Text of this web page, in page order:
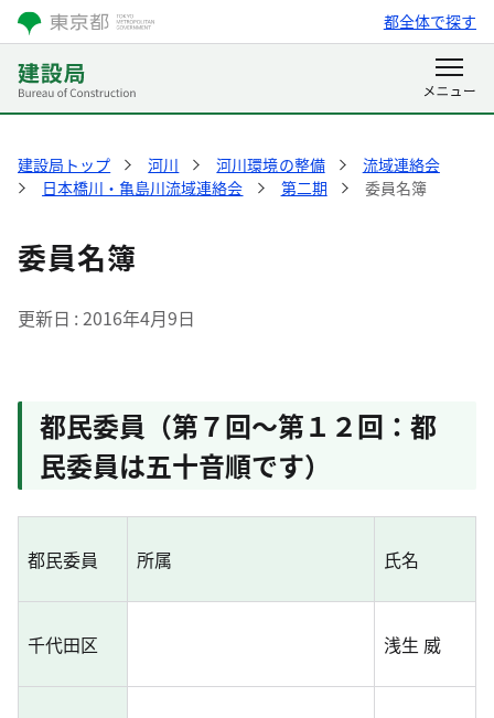
都全体で探す
建設局トップ 河川 河川環境の整備
流域連絡会
日本橋川・亀島川流域連絡会
第二期 委員名簿
委員名簿
更新日 2016年4月9日
都民委員（第７回～第１２回：都
民委員は五十音順です）
都民委員 所属 氏名
千代田区 浅生 威